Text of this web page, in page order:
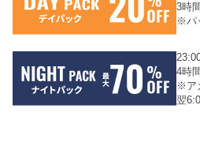
3時
※パ
4時
※ア
翌